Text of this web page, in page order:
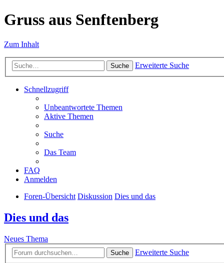
Gruss aus Senftenberg
Zum Inhalt
Suche Erweiterte Suche
Schnellzugriff
Unbeantwortete Themen
Aktive Themen
Suche
Das Team
FAQ
Anmelden
Foren-Übersicht Diskussion Dies und das
Dies und das
Neues Thema
Suche
Erweiterte Suche